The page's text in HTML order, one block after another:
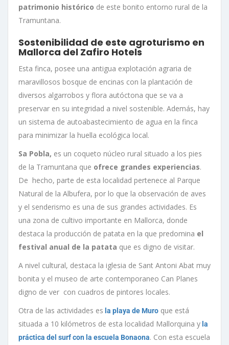
patrimonio histórico de este bonito entorno rural de la
Tramuntana.
Sostenibilidad de este agroturismo en
Mallorca del Zafiro Hotels
Esta finca, posee una antigua explotación agraria de
maravillosos bosque de encinas con la plantación de
diversos algarrobos y flora autóctona que se va a
preservar en su integridad a nivel sostenible. Además, hay
un sistema de autoabastecimiento de agua en la finca
para minimizar la huella ecológica local.
Sa Pobla, es un coqueto núcleo rural situado a los pies
de la Tramuntana que ofrece grandes experiencias.
De hecho, parte de esta localidad pertenece al Parque
Natural de la Albufera, por lo que la observación de aves
y el senderismo es una de sus grandes actividades. Es
una zona de cultivo importante en Mallorca, donde
destaca la producción de patata en la que predomina el
festival anual de la patata que es digno de visitar.
A nivel cultural, destaca la iglesia de Sant Antoni Abat muy
bonita y el museo de arte contemporaneo Can Planes
digno de ver con cuadros de pintores locales.
Otra de las actividades es la playa de Muro que está
situada a 10 kilómetros de esta localidad Mallorquina y la
práctica del surf con la escuela Bonaona. Con esta escuela